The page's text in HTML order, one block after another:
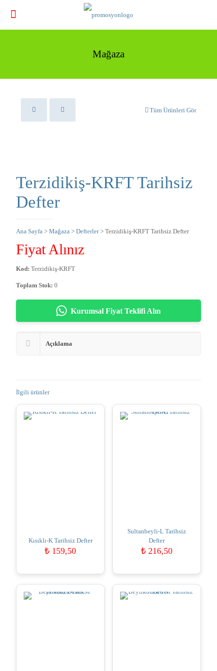
Mağaza
Tüm Ürünleri Gör
Terzidikiş-KRFT Tarihsiz
Defter
Ana Sayfa > Mağaza > Defterler> Terzidikiş-KRFT Tarihsiz Defter
Fiyat Alınız
Kod: Terzidikiş-KRFT
Toplam Stok: 0
Kurumsal Fiyat Teklifi Alın
Açıklama
İlgili ürünler
Kısıklı-K Tarihsiz Defter
₺ 159,50
Sultanbeyli-L Tarihsiz
Defter
₺216,50